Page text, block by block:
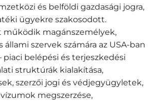
és belföldi gazdasági jogra,
ügyekre szakosodott.
működik magánszemélyek,
állami szervek számára az USA-ban
piaci belépési és terjeszkedési
struktúrák kialakítása,
szerzői jogi és védjegyügyletek,
megszerzése,